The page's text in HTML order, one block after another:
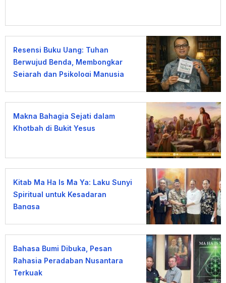
Resensi Buku Uang: Tuhan
Berwujud Benda, Membongkar
Sejarah dan Psikologi Manusia
Makna Bahagia Sejati dalam
Khotbah di Bukit Yesus
Kitab Ma Ha Is Ma Ya: Laku Sunyi
Spiritual untuk Kesadaran
Bangsa
Bahasa Bumi Dibuka, Pesan
Rahasia Peradaban Nusantara
Terkuak